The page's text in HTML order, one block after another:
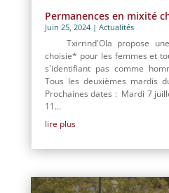
Permanences en mixité
Juin 25, 2024| Actualités
Txirrind'Ola propose une
choisie* pour les femmes et
s'identifiant pas comme
Tous les deuxièmes mardis
Prochaines dates : Mardi 7
11...
lire plus